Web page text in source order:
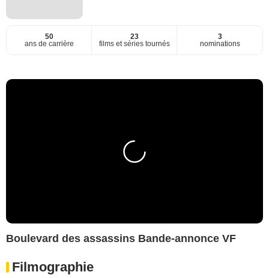
50
ans de carrière
23
films et séries tournés
3
nominations
Boulevard des assassins Bande-annonce VF
Filmographie